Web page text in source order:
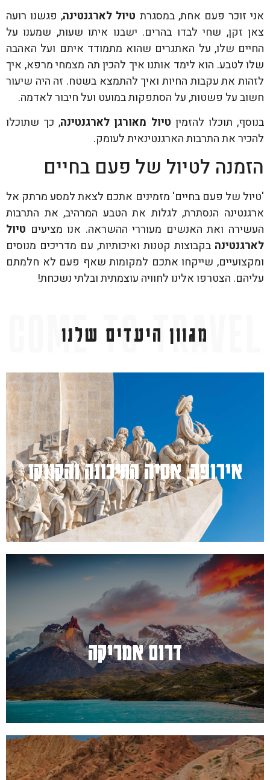
אני זוכר פעם אחת, במסגרת טיול לארגנטינה, פגשנו רועה
צאן זקן, שחי לבדו בהרים. ישבנו איתו שעות, שמענו על
החיים שלו, על האתגרים שהוא מתמודד איתם ועל האהבה
שלו לטבע. הוא לימד אותנו איך להכין תה מצמחי מרפא, איך
לזהות את עקבות החיות ואיך להתמצא בשטח. זה היה שיעור
חשוב על פשטות, על הסתפקות במועט ועל חיבור לאדמה.
בנוסף, תוכלו להזמין טיול מאורגן לארגנטינה, כך שתוכלו
להכיר את התרבות הארגנטינאית לעומק.
הזמנה לטיול של פעם בחיים
'טיול של פעם בחיים' מזמינים אתכם לצאת למסע מרתק אל
ארגנטינה הנסתרת, לגלות את הטבע המרהיב, את התרבות
העשירה ואת האנשים מעוררי ההשראה. אנו מציעים טיול
לארגנטינה בקבוצות קטנות ואיכותיות, עם מדריכים מנוסים
ומקצועיים, שייקחו אתכם למקומות שאף פעם לא חלמתם
עליהם. הצטרפו אלינו לחוויה עוצמתית ובלתי נשכחת!
מגוון היעדים שלנו
אירופה, אסיה התיכונה והקווקז
למעבר לחץ כאן
דרום אמריקה
למעבר לחץ כאן